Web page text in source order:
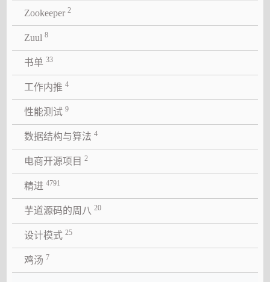
Zookeeper 2
Zuul 8
书单 33
工作内推 4
性能测试 9
数据结构与算法 4
电商开源项目 2
精进 4791
芋道源码的周八 20
设计模式 25
鸡汤 7